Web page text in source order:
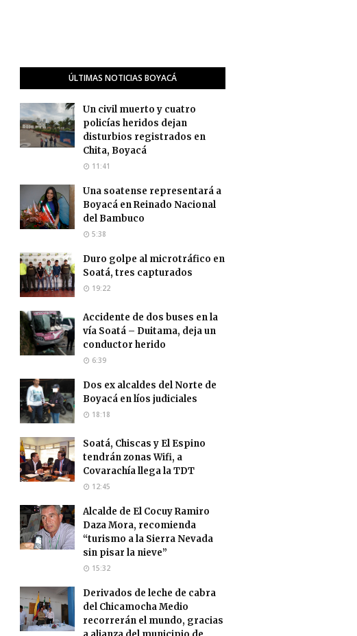
ÚLTIMAS NOTICIAS BOYACÁ
Un civil muerto y cuatro
policías heridos dejan
disturbios registrados en
Chita, Boyacá
11:41
Una soatense representará a
Boyacá en Reinado Nacional
del Bambuco
5:38
Duro golpe al microtráfico en
Soatá, tres capturados
19:22
Accidente de dos buses en la
vía Soatá – Duitama, deja un
conductor herido
6:39
Dos ex alcaldes del Norte de
Boyacá en líos judiciales
18:18
Soatá, Chiscas y El Espino
tendrán zonas Wifi, a
Covarachía llega la TDT
12:45
Alcalde de El Cocuy Ramiro
Daza Mora, recomienda
“turismo a la Sierra Nevada
sin pisar la nieve”
15:32
Derivados de leche de cabra
del Chicamocha Medio
recorrerán el mundo, gracias